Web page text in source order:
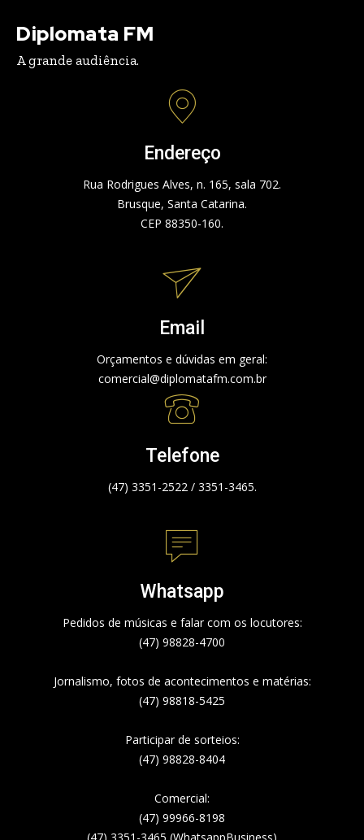
Diplomata FM
A grande audiência.
Endereço
Rua Rodrigues Alves, n. 165, sala 702.
Brusque, Santa Catarina.
CEP 88350-160.
Email
Orçamentos e dúvidas em geral:
comercial@diplomatafm.com.br
Telefone
(47) 3351-2522 / 3351-3465.
Whatsapp
Pedidos de músicas e falar com os locutores:
(47) 98828-4700
Jornalismo, fotos de acontecimentos e matérias:
(47) 98818-5425
Participar de sorteios:
(47) 98828-8404
Comercial:
(47) 99966-8198